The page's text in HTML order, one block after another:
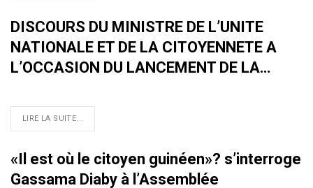
DISCOURS DU MINISTRE DE L’UNITE
NATIONALE ET DE LA CITOYENNETE A
L’OCCASION DU LANCEMENT DE LA…
LIRE LA SUITE...
«Il est où le citoyen guinéen»? s’interroge
Gassama Diaby à l’Assemblée